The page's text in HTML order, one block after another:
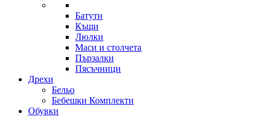
Батути
Къщи
Люлки
Маси и столчета
Пързалки
Пясъчници
Дрехи
Бельо
Бебешки Комплекти
Обувки